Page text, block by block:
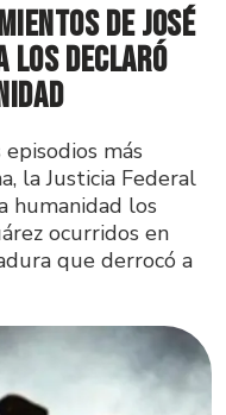
de José
los declaró
más
la Justicia Federal
humanidad los
ocurridos en
que derrocó a